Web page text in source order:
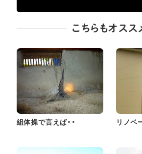
こちらもオスス
組体操で言えば・・ リノベ